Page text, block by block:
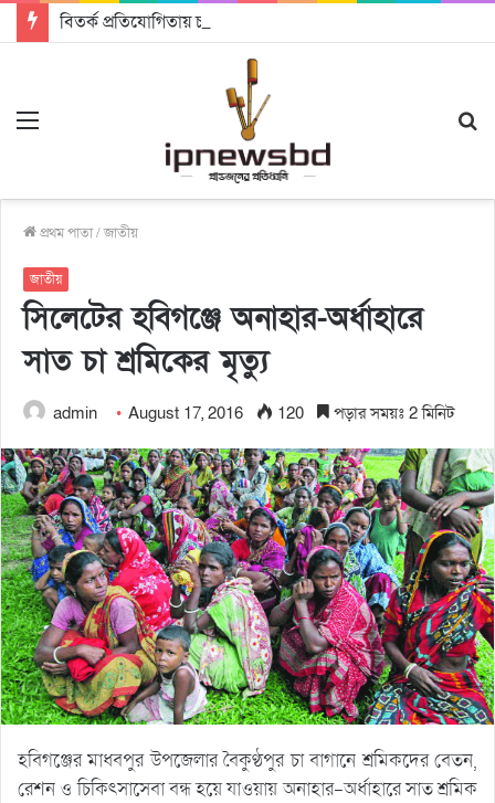
প্রথম পাতা/জাতীয়
জাতীয়
সিলেটের হবিগঞ্জে অনাহার-অর্ধাহারে
সাত চা শ্রমিকের মৃত্যু
admin August 17, 2016 120 পড়ার সময়ঃ 2 মিনিট
হবিগঞ্জের মাধবপুর উপজেলার বৈকুণ্ঠপুর চা বাগানে শ্রমিকদের বেতন,
রেশন ও চিকিৎসাসেবা বন্ধ হয়ে যাওয়ায় অনাহার-অর্ধাহারে সাত শ্রমিক